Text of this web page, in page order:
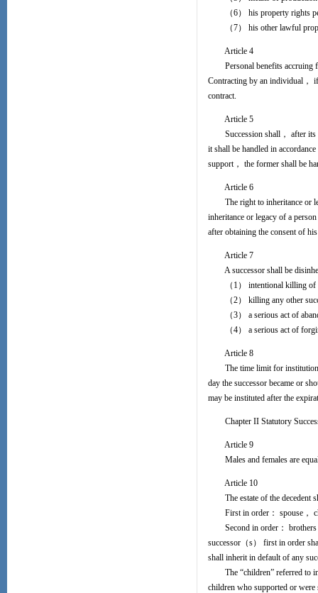
（6） his property rights
（7） his other lawful
Article 4
Personal benefits accruing
Contracting by an individual，
contract.
Article 5
Succession shall， after its
it shall be handled in
support， the former shall be
Article 6
The right to inheritance or
inheritance or legacy of a
after obtaining the consent of
Article 7
A successor shall be
（1） intentional killing of
（2） killing any other
（3） a serious act of
（4） a serious act of
Article 8
The time limit for institution
day the successor became or
may be instituted after the
Chapter II Statutory
Article 9
Males and females are
Article 10
The estate of the decedent
First in order： spouse，
Second in order： brothers
successor（s） first in order
shall inherit in default of any
The “children” referred to in
children who supported or were